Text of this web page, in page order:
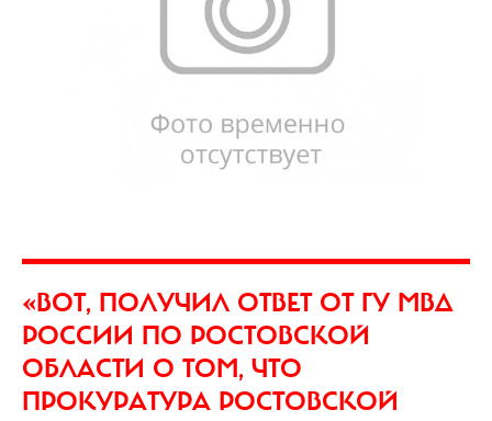
«ВОТ, ПОЛУЧИЛ ОТВЕТ ОТ ГУ МВД
РОССИИ ПО РОСТОВСКОЙ
ОБЛАСТИ О ТОМ, ЧТО
ПРОКУРАТУРА РОСТОВСКОЙ